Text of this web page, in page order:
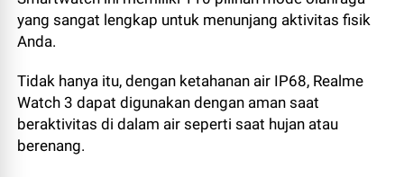
yang sangat lengkap untuk menunjang aktivitas fisik
Anda.
Tidak hanya itu, dengan ketahanan air IP68, Realme
Watch 3 dapat digunakan dengan aman saat
beraktivitas di dalam air seperti saat hujan atau
berenang.